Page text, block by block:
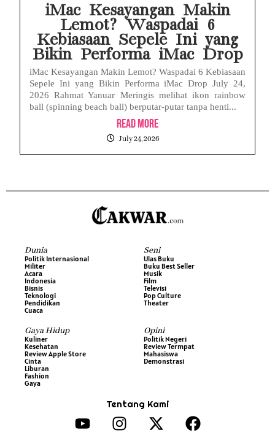
iMac Kesayangan Makin
Lemot? Waspadai 6
Kebiasaan Sepele Ini yang
Bikin Performa iMac Drop
iMac Kesayangan Makin Lemot? Waspadai 6 Kebiasaan
Sepele Ini yang Bikin Performa iMac Drop July 24,
2026 Rahmat Yanuar Meringis melihat ikon rainbow
ball (spinning beach ball) berputar-putar tanpa henti...
Read More
July 24, 2026
Dunia
Politik Internasional
Militer
Acara
Indonesia
Bisnis
Teknologi
Pendidikan
Cuaca
Seni
Ulas Buku
Buku Best Seller
Musik
Film
Televisi
Pop Culture
Theater
Gaya Hidup
Kuliner
Kesehatan
Review Apple Store
Cinta
Liburan
Fashion
Gaya
Opini
Politik Negeri
Review Termpat
Mahasiswa
Demonstrasi
Tentang Kami